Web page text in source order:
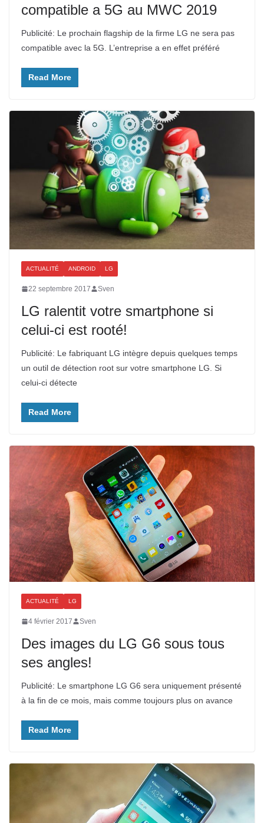
compatible a 5G au MWC 2019
Publicité: Le prochain flagship de la firme LG ne sera pas
compatible avec la 5G. L’entreprise a en effet préféré
Read More
ACTUALITÉ ANDROID LG
22 septembre 2017 Sven
LG ralentit votre smartphone si
celui-ci est rooté!
Publicité: Le fabriquant LG intègre depuis quelques temps
un outil de détection root sur votre smartphone LG. Si
celui-ci détecte
Read More
ACTUALITÉ LG
4 février 2017 Sven
Des images du LG G6 sous tous
ses angles!
Publicité: Le smartphone LG G6 sera uniquement présenté
à la fin de ce mois, mais comme toujours plus on avance
Read More